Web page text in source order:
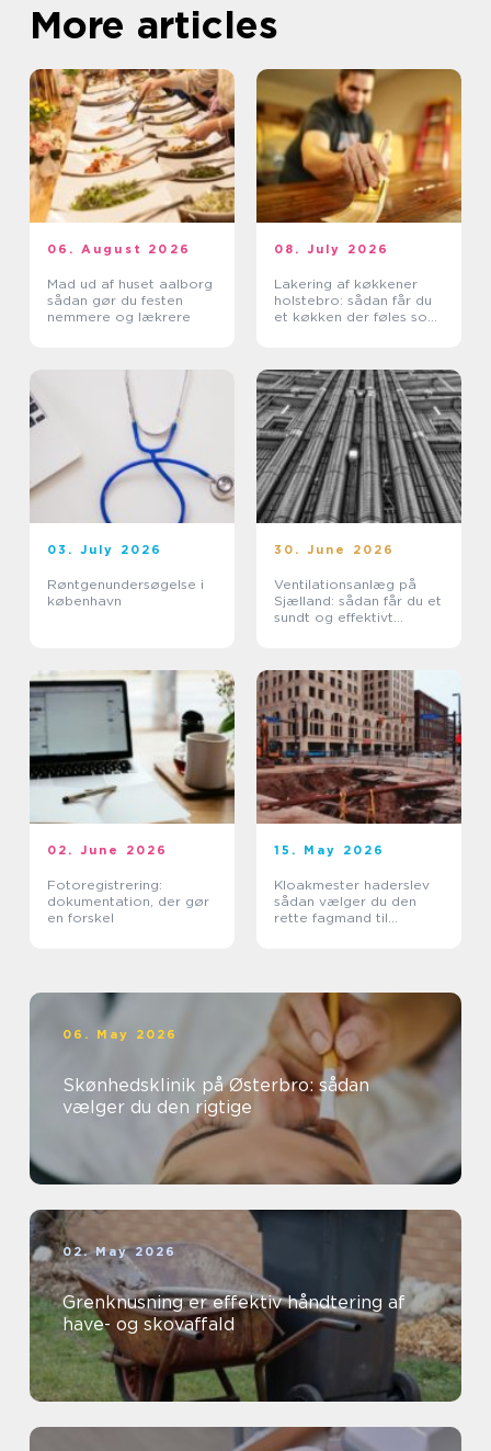
More articles
06. August 2026
Mad ud af huset aalborg
sådan gør du festen
nemmere og lækrere
08. July 2026
Lakering af køkkener
holstebro: sådan får du
et køkken der føles som
03. July 2026
Røntgenundersøgelse i
københavn
30. June 2026
Ventilationsanlæg på
Sjælland: sådan får du et
sundt og effektivt
02. June 2026
Fotoregistrering:
dokumentation, der gør
en forskel
15. May 2026
Kloakmester haderslev
sådan vælger du den
rette fagmand til
06. May 2026
Skønhedsklinik på Østerbro: sådan
vælger du den rigtige
02. May 2026
Grenknusning er effektiv håndtering af
have- og skovaffald